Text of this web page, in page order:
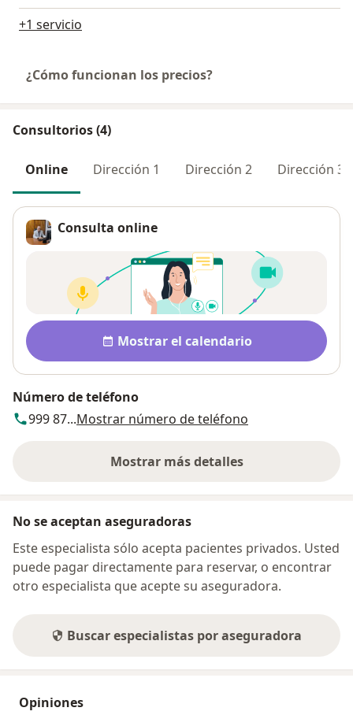
+1 servicio
¿Cómo funcionan los precios?
Consultorios (4)
Online Dirección 1 Dirección 2 Dirección 3
Consulta online
Disponibilidad
Mostrar el calendario
Número de teléfono
999 87...Mostrar número de teléfono
Mostrar más detalles
sobre la dirección
No se aceptan aseguradoras
Este especialista sólo acepta pacientes privados. Usted
puede pagar directamente para reservar, o encontrar
otro especialista que acepte su aseguradora.
Buscar especialistas por aseguradora
Opiniones